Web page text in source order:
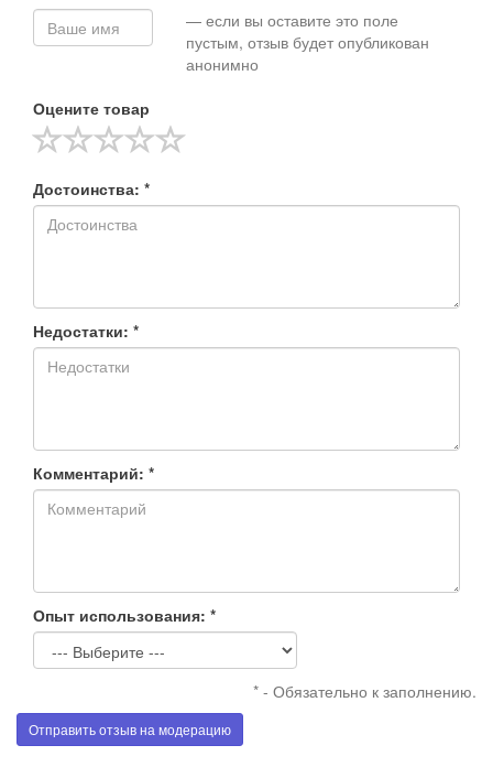
— если вы оставите это поле
пустым, отзыв будет опубликован
анонимно
Оцените товар
Достоинства: *
Недостатки: *
Комментарий: *
Опыт использования: *
* - Обязательно к заполнению.
Отправить отзыв на модерацию